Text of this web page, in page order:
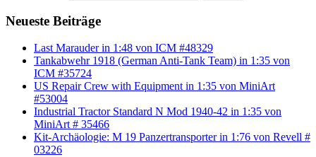
Neueste Beiträge
Last Marauder in 1:48 von ICM #48329
Tankabwehr 1918 (German Anti-Tank Team) in 1:35 von
ICM #35724
US Repair Crew with Equipment in 1:35 von MiniArt
#53004
Industrial Tractor Standard N Mod 1940-42 in 1:35 von
MiniArt # 35466
Kit-Archäologie: M 19 Panzertransporter in 1:76 von Revell #
03226